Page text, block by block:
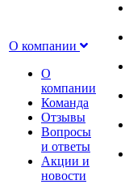
О компании
О
компании
Команда
Отзывы
Вопросы
и ответы
Акции и
новости